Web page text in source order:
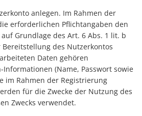
anlegen. Im Rahmen der
erforderlichen Pflichtangaben den
Grundlage des Art. 6 Abs. 1 lit. b
Bereitstellung des Nutzerkontos
Daten gehören
(Name, Passwort sowie
im Rahmen der Registrierung
für die Zwecke der Nutzung des
Zwecks verwendet.